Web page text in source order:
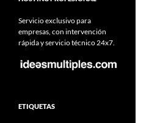
Servicio exclusivo para
empresas, con intervención
rápida y servicio técnico 24x7.
ETIQUETAS